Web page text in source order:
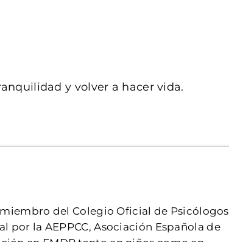
y volver a hacer vida.
del Colegio Oficial de Psicólogos
por la AEPPCC, Asociación Española de